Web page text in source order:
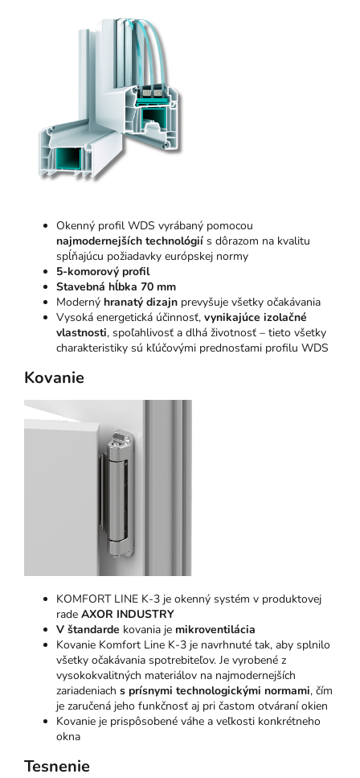
Okenný profil WDS vyrábaný pomocou
najmodernejších technológií s dôrazom na kvalitu
spĺňajúcu požiadavky európskej normy
5-komorový profil
Stavebná hĺbka 70 mm
Moderný hranatý dizajn prevyšuje všetky očakávania
Vysoká energetická účinnosť, vynikajúce izolačné
vlastnosti, spoľahlivosť a dlhá životnosť – tieto všetky
charakteristiky sú kľúčovými prednosťami profilu WDS
Kovanie
KOMFORT LINE K-3 je okenný systém v produktovej
rade AXOR INDUSTRY
V štandarde kovania je mikroventilácia
Kovanie Komfort Line K-3 je navrhnuté tak, aby splnilo
všetky očakávania spotrebiteľov. Je vyrobené z
vysokokvalitných materiálov na najmodernejších
zariadeniach s prísnymi technologickými normami, čím
je zaručená jeho funkčnosť aj pri častom otváraní okien
Kovanie je prispôsobené váhe a veľkosti konkrétneho
okna
Tesnenie